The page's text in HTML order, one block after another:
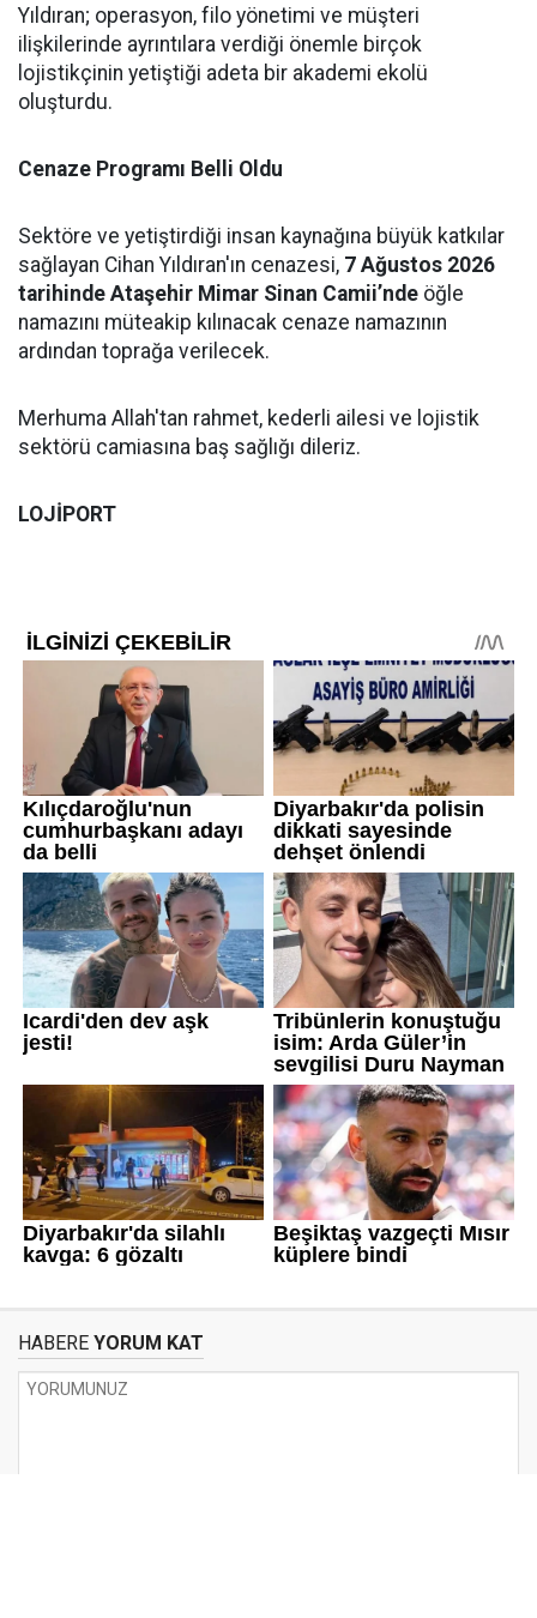
Yıldıran; operasyon, filo yönetimi ve müşteri
ilişkilerinde ayrıntılara verdiği önemle birçok
lojistikçinin yetiştiği adeta bir akademi ekolü
oluşturdu.
Cenaze Programı Belli Oldu
Sektöre ve yetiştirdiği insan kaynağına büyük katkılar
sağlayan Cihan Yıldıran'ın cenazesi, 7 Ağustos 2026
tarihinde Ataşehir Mimar Sinan Camii’nde öğle
namazını müteakip kılınacak cenaze namazının
ardından toprağa verilecek.
Merhuma Allah'tan rahmet, kederli ailesi ve lojistik
sektörü camiasına baş sağlığı dileriz.
LOJİPORT
HABERE YORUM KAT